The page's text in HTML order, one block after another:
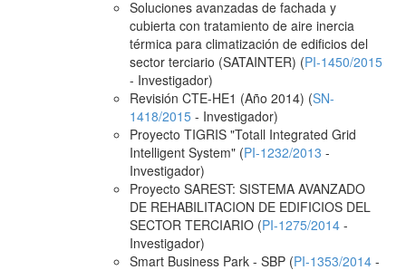
Soluciones avanzadas de fachada y
cubierta con tratamiento de aire inercia
térmica para climatización de edificios del
sector terciario (SATAINTER) (PI-1450/2015
- Investigador)
Revisión CTE-HE1 (Año 2014) (SN-
1418/2015- Investigador)
Proyecto TIGRIS "Totall Integrated Grid
Intelligent System" (PI-1232/2013 -
Investigador)
Proyecto SAREST: SISTEMA AVANZADO
DE REHABILITACION DE EDIFICIOS DEL
SECTOR TERCIARIO (PI-1275/2014-
Investigador)
Smart Business Park - SBP (PI-1353/2014-